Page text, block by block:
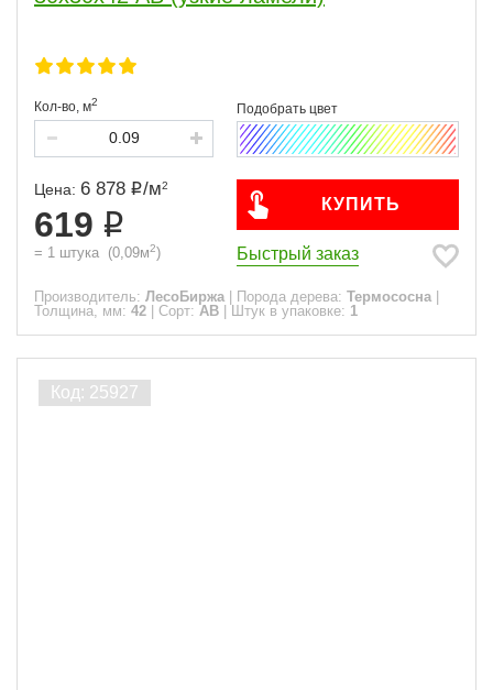
Кол-во, м2
Цена: 6 878 /м2
619
= 1 штука (0,09м2)
КУПИТЬ
Быстрый заказ
Производитель: ЛесоБиржа Порода дерева: Термососна
Толщина, мм: 42 Сорт: АВ Штук в упаковке: 1